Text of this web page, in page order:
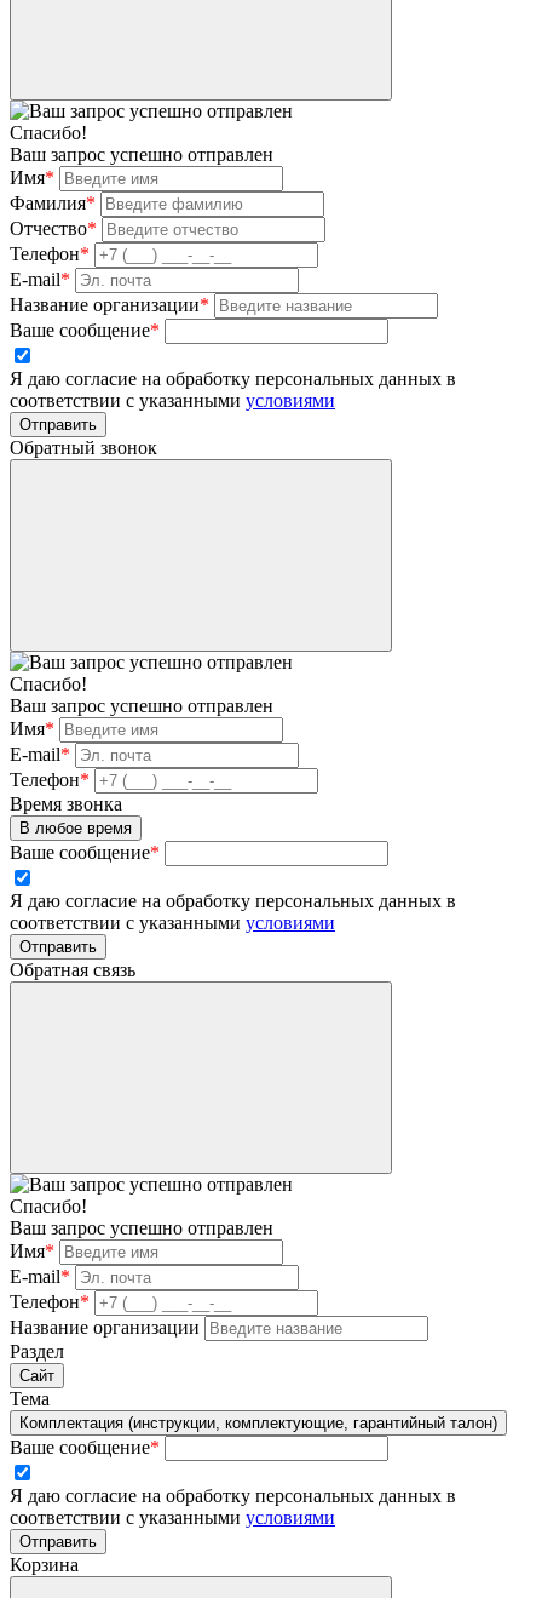
Спасибо!
Ваш запрос успешно отправлен
Имя*
Фамилия*
Отчество*
Телефон*
E-mail*
Название организации*
Ваше сообщение*
Я даю согласие на обработку персональных данных в
соответствии с указанными условиями
Отправить
Обратный звонок
Спасибо!
Ваш запрос успешно отправлен
Имя*
E-mail*
Телефон*
Время звонка
В любое время
Ваше сообщение*
Я даю согласие на обработку персональных данных в
соответствии с указанными условиями
Отправить
Обратная связь
Спасибо!
Ваш запрос успешно отправлен
Имя*
E-mail*
Телефон*
Название организации
Раздел
Сайт
Тема
Комплектация (инструкции, комплектующие, гарантийный талон)
Ваше сообщение*
Я даю согласие на обработку персональных данных в
соответствии с указанными условиями
Отправить
Корзина